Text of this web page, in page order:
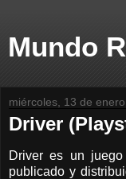
Mundo
miércoles, 13 de
Driver
Driver es un
publicado y